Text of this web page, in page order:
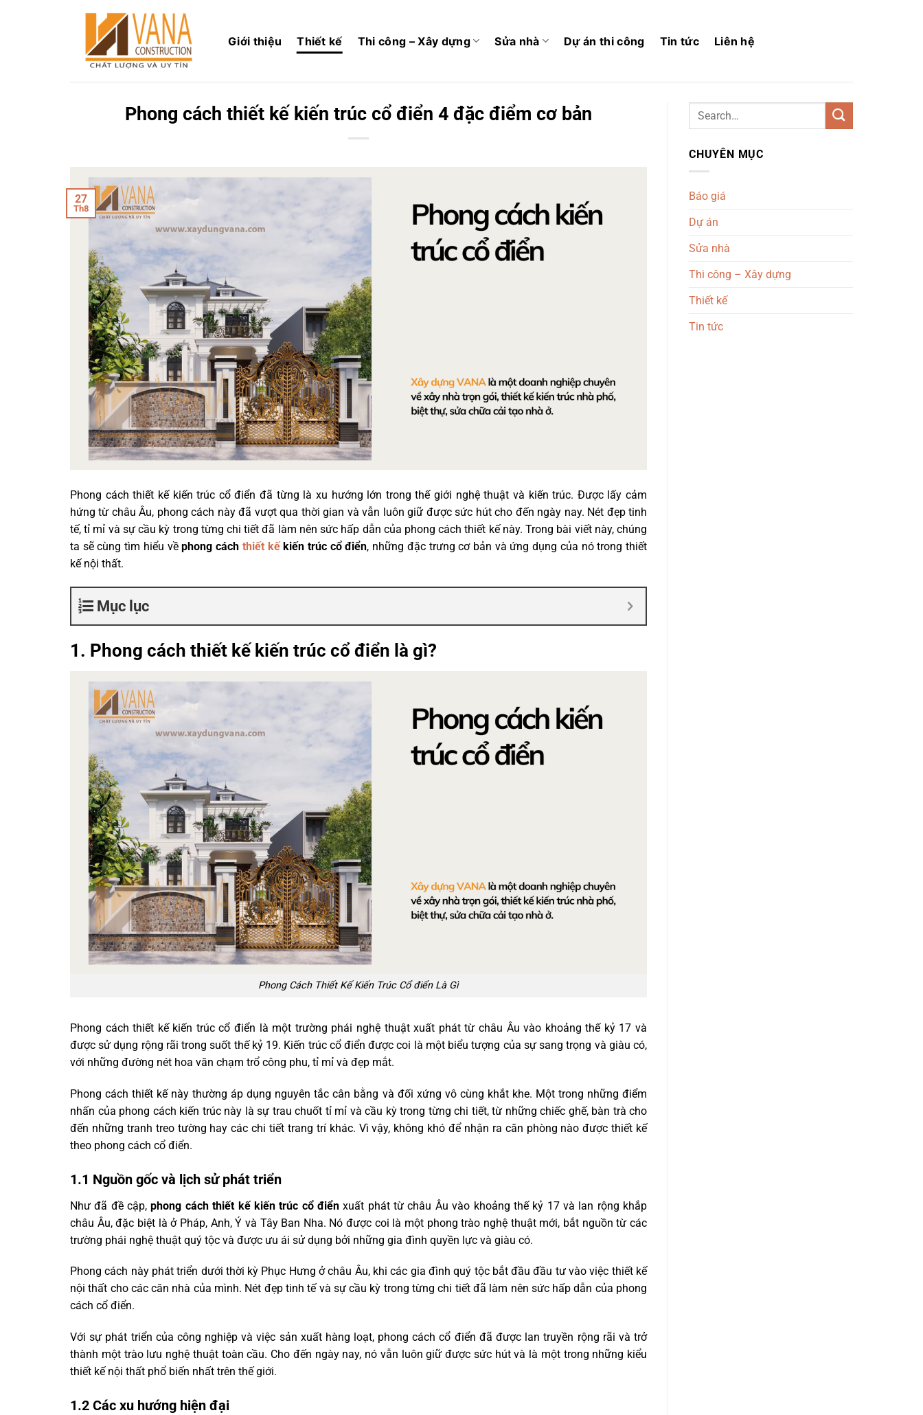
Giới thiệu Thiết kế Thi công – Xây dựng Sửa nhà Dự án thi công Tin tức Liên hệ
Phong cách thiết kế kiến trúc cổ điển 4 đặc điểm cơ bản
27
Th8
Phong cách thiết kế kiến trúc cổ điển đã từng là xu hướng lớn trong thế giới nghệ thuật và kiến trúc. Được lấy cảm
hứng từ châu Âu, phong cách này đã vượt qua thời gian và vẫn luôn giữ được sức hút cho đến ngày nay. Nét đẹp tinh
tế, tỉ mỉ và sự cầu kỳ trong từng chi tiết đã làm nên sức hấp dẫn của phong cách thiết kế này. Trong bài viết này, chúng
ta sẽ cùng tìm hiểu vềphong cách thiết kếkiến trúc cổ điển, những đặc trưng cơ bản và ứng dụng của nó trong thiết
kế nội thất.
Mục lục
1. Phong cách thiết kế kiến trúc cổ điển là gì?
Phong Cách Thiết Kế Kiến Trúc Cổ điển Là Gì
Phong cách thiết kế kiến trúc cổ điển là một trường phái nghệ thuật xuất phát từ châu Âu vào khoảng thế kỷ 17 và
được sử dụng rộng rãi trong suốt thế kỷ 19. Kiến trúc cổ điển được coi là một biểu tượng của sự sang trọng và giàu có,
với những đường nét hoa văn chạm trổ công phu, tỉ mỉ và đẹp mắt.
Phong cách thiết kế này thường áp dụng nguyên tắc cân bằng và đối xứng vô cùng khắt khe. Một trong những điểm
nhấn của phong cách kiến trúc này là sự trau chuốt tỉ mỉ và cầu kỳ trong từng chi tiết, từ những chiếc ghế, bàn trà cho
đến những tranh treo tường hay các chi tiết trang trí khác. Vì vậy, không khó để nhận ra căn phòng nào được thiết kế
theo phong cách cổ điển.
1.1 Nguồn gốc và lịch sử phát triển
Như đã đề cập,phong cách thiết kế kiến trúc cổ điểnxuất phát từ châu Âu vào khoảng thế kỷ 17 và lan rộng khắp
châu Âu, đặc biệt là ở Pháp, Anh, Ý và Tây Ban Nha. Nó được coi là một phong trào nghệ thuật mới, bắt nguồn từ các
trường phái nghệ thuật quý tộc và được ưu ái sử dụng bởi những gia đình quyền lực và giàu có.
Phong cách này phát triển dưới thời kỳ Phục Hưng ở châu Âu, khi các gia đình quý tộc bắt đầu đầu tư vào việc thiết kế
nội thất cho các căn nhà của mình. Nét đẹp tinh tế và sự cầu kỳ trong từng chi tiết đã làm nên sức hấp dẫn của phong
cách cổ điển.
Với sự phát triển của công nghiệp và việc sản xuất hàng loạt, phong cách cổ điển đã được lan truyền rộng rãi và trở
thành một trào lưu nghệ thuật toàn cầu. Cho đến ngày nay, nó vẫn luôn giữ được sức hút và là một trong những kiểu
thiết kế nội thất phổ biến nhất trên thế giới.
1.2 Các xu hướng hiện đại
CHUYÊN MỤC
Báo giá
Dự án
Sửa nhà
Thi công – Xây dựng
Thiết kế
Tin tức